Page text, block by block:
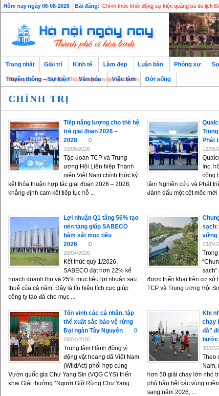
Hôm nay ngày 06-08-2026 Bài đăng: Chính thức khởi động sự kiện quảng bá du lịch
Long - Hà Nội, Thủ đô ngàn năm văn hiến
Trang nhất Giải trí Kinh tế Làm đẹp Luận bàn Phóng sự
Truyền thông – Sự kiện Văn hóa Việc làm Đời sống
CHÍNH TRỊ
Tiếp năng lượng cho thế hệ
trẻ giai đoạn 2026 –
2028
0
19/05/2026
Tập đoàn TCP và Trung
ương Hội Liên hiệp Thanh
niên Việt Nam chính thức ký
kết thỏa thuận hợp tác giai đoạn 2026 – 2028,
khẳng định cam kết tiếp tục hỗ ...
Phát
12/05/
Inc.
công
tâm Nghiên cứu và Phát
đánh dấu một cột mốc mới
Lợi nhuận Q1 tăng 56% tạo
nền tảng giúp SABECO
bám sát mục tiêu
2026
0
29/04/2026
Kết thúc quý 1/2026,
SABECO đạt hơn 22% kế
hoạch doanh thu và 25% mục tiêu lợi nhuận sau
thuế của cả năm. Đây là tín hiệu tích cực giúp
công ty tạo đà cho mục ...
sạch:
vững
23/04/
được triển khai trên cơ sở
TCP và Trung ương Hội
Tôn vinh các cá nhân, tập
thể xuất sắc bảo vệ rừng
Đại ngàn Tây Nguyên
0
09/04/2026
Trung tâm Hành động vì
động vật hoang dã Việt Nam
(WildAct) phối hợp cùng
Vườn quốc gia Chư Yang Sin (VQG CYS) triển
khai Giải thưởng “Người Giữ Rừng Chư Yang ...
Khi
chạy
đà”
bước
30/03/
Theo
Nam,
hơn 50 giải chạy lớn nhỏ
phủ hầu hết các vùng
sang năm 2026, ...